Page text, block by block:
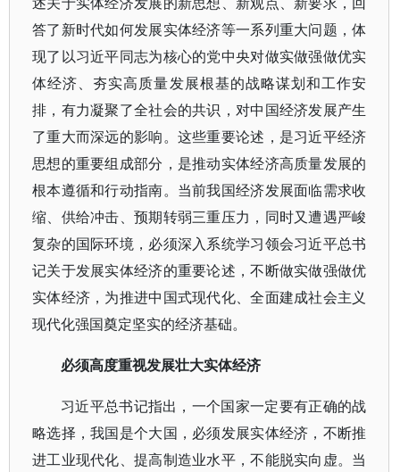
答了新时代如何发展实体经济等一系列重大问题，体
现了以习近平同志为核心的党中央对做实做强做优实
体经济、夯实高质量发展根基的战略谋划和工作安
排，有力凝聚了全社会的共识，对中国经济发展产生
了重大而深远的影响。这些重要论述，是习近平经济
思想的重要组成部分，是推动实体经济高质量发展的
根本遵循和行动指南。当前我国经济发展面临需求收
缩、供给冲击、预期转弱三重压力，同时又遭遇严峻
复杂的国际环境，必须深入系统学习领会习近平总书
记关于发展实体经济的重要论述，不断做实做强做优
实体经济，为推进中国式现代化、全面建成社会主义
现代化强国奠定坚实的经济基础。
必须高度重视发展壮大实体经济
习近平总书记指出，一个国家一定要有正确的战
略选择，我国是个大国，必须发展实体经济，不断推
进工业现代化、提高制造业水平，不能脱实向虚。当